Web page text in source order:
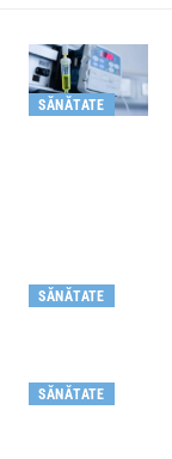
SĂNĂTATE
SĂNĂTATE
SĂNĂTATE